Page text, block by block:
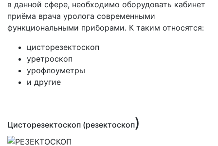
в данной сфере, необходимо оборудовать кабинет
приёма врача уролога современными
функциональными приборами. К таким относятся:
цисторезектоскоп
уретроскоп
урофлоуметры
и другие
Цисторезектоскоп (резектоскоп)